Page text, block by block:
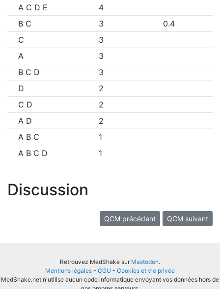
A C D E
4
B C
3
0.4
C
3
A
3
B C D
3
D
2
C D
2
A D
2
A B C
1
A B C D
1
Discussion
QCM précédent QCM suivant
Retrouvez MedShake sur Mastodon.
Mentions légales - CGU - Cookies et vie privée
MedShake.net n'utilise aucun code informatique envoyant vos données hors de